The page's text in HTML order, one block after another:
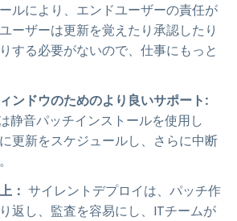
ルにより、エンドユーザーの責任が
ーザーは更新を覚えたり承認したり
する必要がないので、仕事にもっと
ンドウのためのより良いサポート:
静音パッチインストールを使用し
更新をスケジュールし、さらに中断
： サイレントデプロイは、パッチ作
返し、監査を容易にし、ITチームが